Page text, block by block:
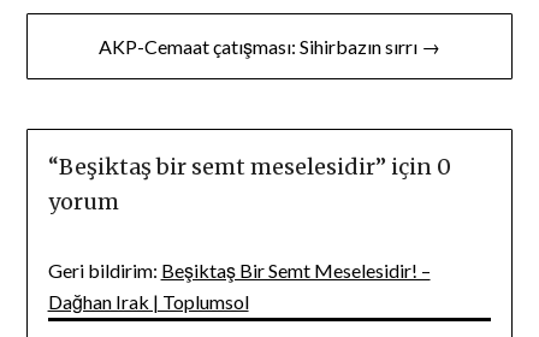
AKP-Cemaat çatışması: Sihirbazın sırrı →
“Beşiktaş bir semt meselesidir” için 0
yorum
Geri bildirim: Beşiktaş Bir Semt Meselesidir! –
Dağhan Irak | Toplumsol